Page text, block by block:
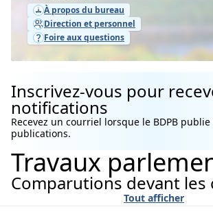
À propos du bureau
Direction et personnel
Foire aux questions
Inscrivez-vous pour
notifications
Recevez un courriel lorsque le BDPB
publications.
Travaux
Comparutions devant les
Tout afficher